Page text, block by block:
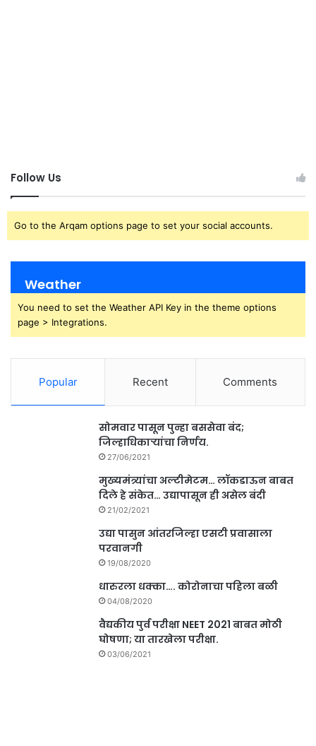
Follow Us
Go to the Arqam options page to set your social accounts.
Weather
You need to set the Weather API Key in the theme options
page > Integrations.
Popular Recent Comments
सोमवार पासून पुन्हा बससेवा बंद;
जिल्हाधिकाऱ्यांचा निर्णय.
27/06/2021
मुख्यमंत्र्यांचा अल्टीमेटम… लॉकडाऊन बाबत
दिले हे संकेत… उद्यापासून ही असेल बंदी
21/02/2021
उद्या पासुन आंतरजिल्हा एसटी प्रवासाला
परवानगी
19/08/2020
धारुरला धक्का…. कोरोनाचा पहिला बळी
04/08/2020
वैद्यकीय पुर्व परीक्षा NEET 2021 बाबत मोठी
घोषणा; या तारखेला परीक्षा.
03/06/2021